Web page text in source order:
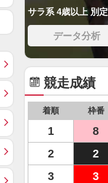
サラ系 4歳以上 別定
データ分析
競走成績
着順 枠番
1 8
2
2
3
3